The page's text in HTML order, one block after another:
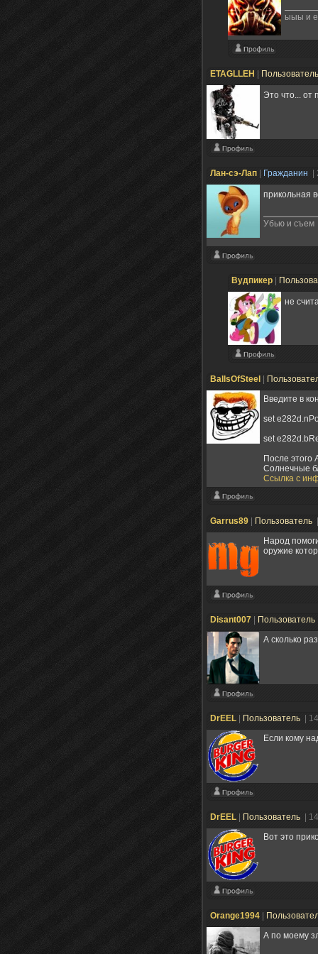
ыыы и
ETAGLLEH
Это что... от
Лан-сэ-Лап Гражданин
прикольная
Убью и съем
Вудпикер
не
BallsOfSteel
Введите в
set
set
После этого
Солнечные
Ссылка с
Garrus89 Пользователь
Народ
оружие
Disant007 Пользователь
А сколько
DrEEL Пользователь
|
Если кому
DrEEL Пользователь
|
Вот это
Orange1994
А по моему